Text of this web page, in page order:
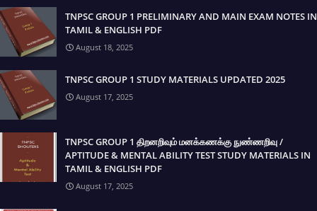
TNPSC GROUP 1 PRELIMINARY AND MAIN EXAM NOTES IN
TAMIL & ENGLISH PDF
August 18, 2025
TNPSC GROUP 1 STUDY MATERIALS UPDATED 2025
August 17, 2025
TNPSC GROUP 1 திறனறிவும் மனக்கணக்கு நுண்ணறிவு /
APTITUDE & MENTAL ABILITY TEST STUDY MATERIALS IN
TAMIL & ENGLISH PDF
August 17, 2025